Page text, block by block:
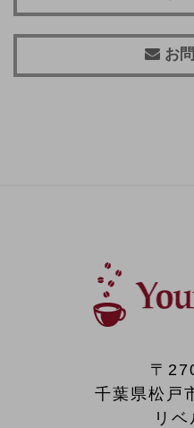
お
〒
千葉県松戸
リ